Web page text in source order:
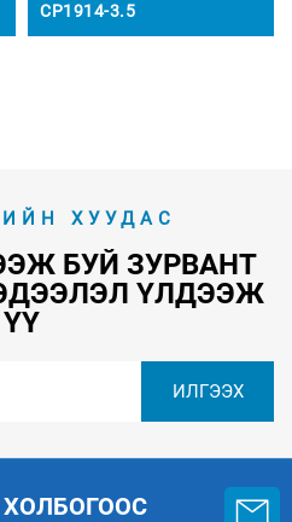
CP1914-3.5
ХУУДАС
БУЙ ЗУРВАНТ
ҮЛДЭЭЖ
ҮҮ